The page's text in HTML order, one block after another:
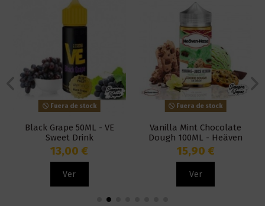
Fuera de stock
Black Grape 50ML - VE
Sweet Drink
13,00 €
Ver
Fuera de stock
Vanilla Mint Chocolate
Dough 100ML - Heäven
Haze
15,90 €
Ver